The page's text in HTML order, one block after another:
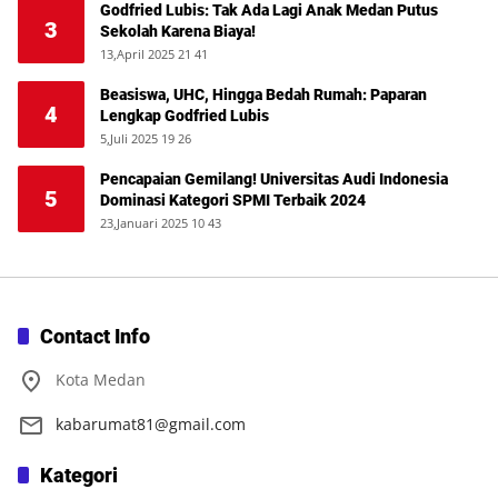
3
Godfried Lubis: Tak Ada Lagi Anak Medan Putus
Sekolah Karena Biaya!
13,April 2025 21 41
4
Beasiswa, UHC, Hingga Bedah Rumah: Paparan
Lengkap Godfried Lubis
5,Juli 2025 19 26
5
Pencapaian Gemilang! Universitas Audi Indonesia
Dominasi Kategori SPMI Terbaik 2024
23,Januari 2025 10 43
Contact Info
Kota Medan
kabarumat81@gmail.com
Kategori